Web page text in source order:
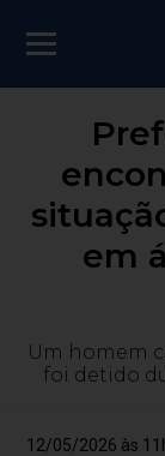
em
Um homem
foi detido
12/05/2026 às